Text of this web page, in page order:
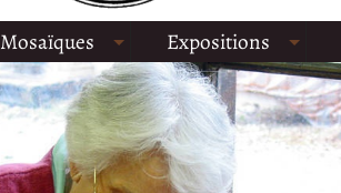
Mosaïques Expositions